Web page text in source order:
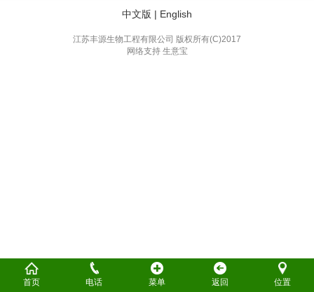
中文版 | English
江苏丰源生物工程有限公司 版权所有(C)2017
网络支持生意宝
首页 电话 菜单 返回 位置